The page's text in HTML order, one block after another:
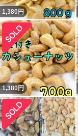
1,380円
1,380円